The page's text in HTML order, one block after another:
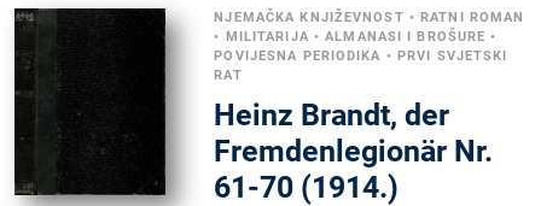
NJEMAČKA KNJIŽEVNOST •RATNI ROMAN
• MILITARIJA •ALMANASI I BROŠURE •
POVIJESNA PERIODIKA • PRVI SVJETSKI
RAT
Heinz Brandt, der
Fremdenlegionär Nr.
61-70 (1914.)